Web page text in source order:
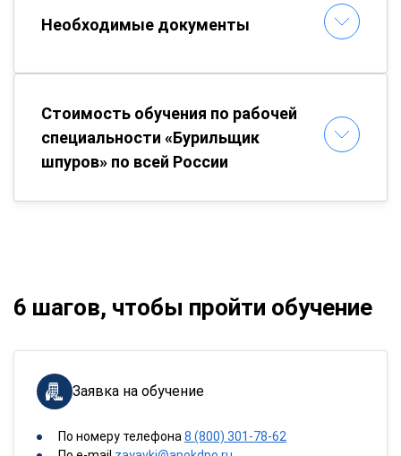
Необходимые документы
Стоимость обучения по рабочей
специальности «Бурильщик
шпуров» по всей России
6 шагов, чтобы пройти обучение
Заявка на обучение
По номеру телефона 8 (800) 301-78-62